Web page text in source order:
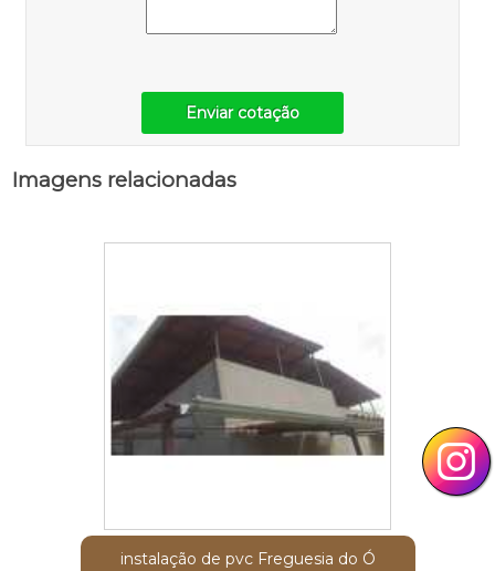
Enviar cotação
Imagens relacionadas
instalação de pvc Freguesia do Ó